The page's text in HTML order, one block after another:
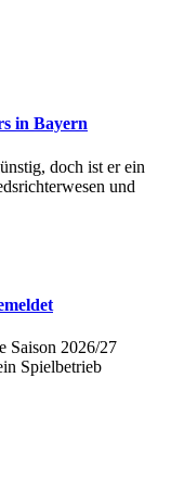
in Bayern
doch ist er ein
und
Saison 2026/27
Spielbetrieb